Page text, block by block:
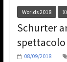
Worlds 2018
Schurter
08/09/2018